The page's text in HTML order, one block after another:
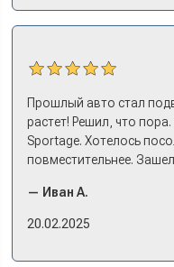
Прошлый авто стал
растет! Решил, что
Sportage. Хотелось
повместительнее.
и прям мое! Даже не
вылезая из него и
— Иван А.
20.02.2025